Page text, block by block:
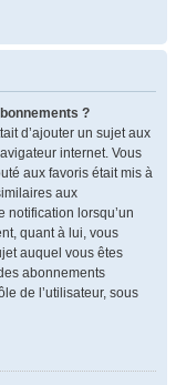
?
d’ajouter un sujet aux
internet. Vous
aux favoris était mis à
aux
notification lorsqu’un
quant à lui, vous
auquel vous êtes
abonnements
de l’utilisateur, sous